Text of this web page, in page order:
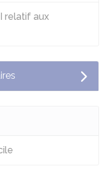
relatif aux